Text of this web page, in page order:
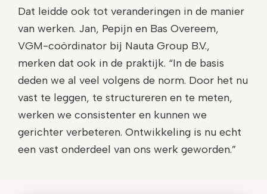
Dat leidde ook tot veranderingen in de manier
van werken. Jan, Pepijn en Bas Overeem,
VGM-coördinator bij Nauta Group B.V.,
merken dat ook in de praktijk. “In de basis
deden we al veel volgens de norm. Door het nu
vast te leggen, te structureren en te meten,
werken we consistenter en kunnen we
gerichter verbeteren. Ontwikkeling is nu echt
een vast onderdeel van ons werk geworden.”